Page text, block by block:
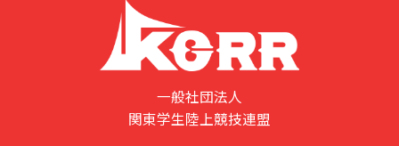
一般社団法人
関東学生陸上競技連盟